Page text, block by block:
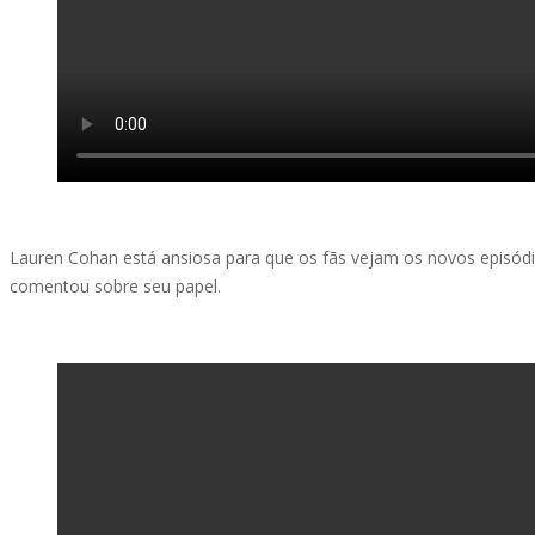
Lauren Cohan está ansiosa para que os fãs vejam os novos
comentou sobre seu papel.